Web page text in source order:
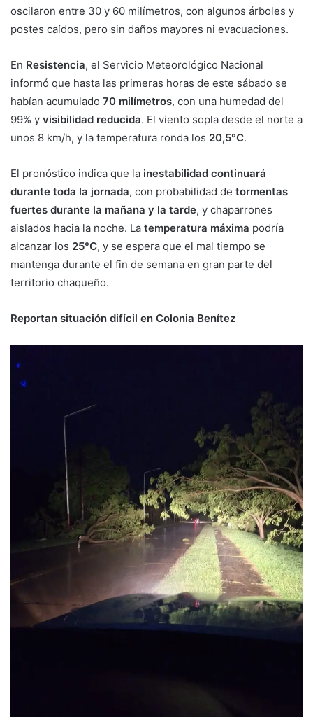
oscilaron entre 30 y 60 milímetros, con algunos árboles y
postes caídos, pero sin daños mayores ni evacuaciones.
En Resistencia, el Servicio Meteorológico Nacional
informó que hasta las primeras horas de este sábado se
habían acumulado 70 milímetros, con una humedad del
99% y visibilidad reducida. El viento sopla desde el norte a
unos 8 km/h, y la temperatura ronda los 20,5°C.
El pronóstico indica que la inestabilidad continuará
durante toda la jornada, con probabilidad de tormentas
fuertes durante la mañana y la tarde, y chaparrones
aislados hacia la noche. La temperatura máxima podría
alcanzar los 25°C, y se espera que el mal tiempo se
mantenga durante el fin de semana en gran parte del
territorio chaqueño.
Reportan situación difícil en Colonia Benítez